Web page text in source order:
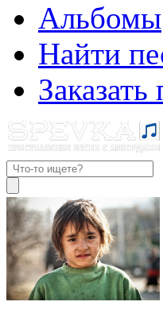
Альбомы
Найти